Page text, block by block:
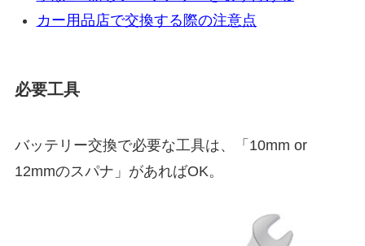
カー用品店で交換する際の注意点
必要工具
バッテリー交換で必要な工具は、「10mm or
12mmのスパナ」があればOK。